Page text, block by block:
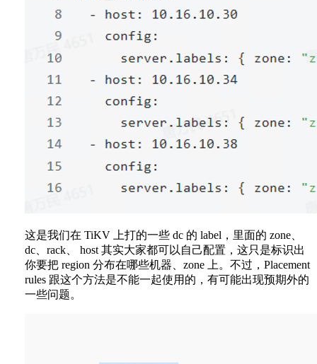
这是我们在 TiKV 上打的一些 dc 的 label，里面的 zone、
dc、rack、 host 其实大家都可以自己配置，这只是标识出
你要把 region 分布在哪些机器、zone 上。不过，Placement
rules 跟这个方法是不能一起使用的，有可能出现预期外的
一些问题。